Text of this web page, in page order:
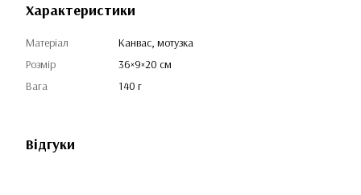
Характеристики
Матеріал
Канвас, мотузка
Розмір
36×9×20 см
Вага
140 г
Відгуки